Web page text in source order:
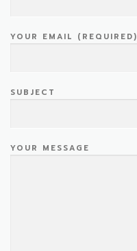
YOUR EMAIL (REQUIRED)
SUBJECT
YOUR MESSAGE